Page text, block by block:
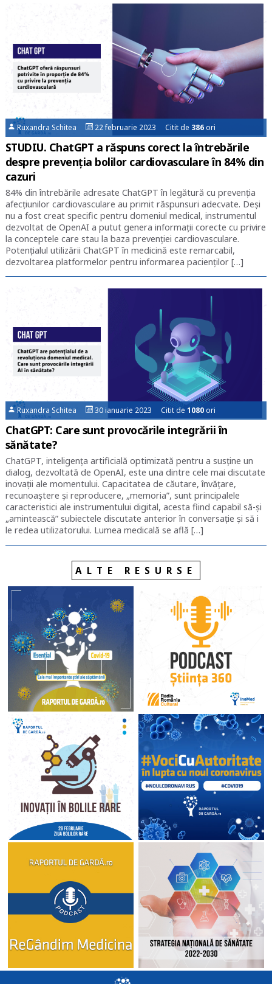
Ruxandra Schitea 22 februarie 2023 Citit de 386ori
STUDIU. ChatGPT a răspuns corect la întrebările
despre prevenția bolilor cardiovasculare în 84% din
cazuri
84% din întrebările adresate ChatGPT în legătură cu prevenția
afecțiunilor cardiovasculare au primit răspunsuri adecvate. Deși
nu a fost creat specific pentru domeniul medical, instrumentul
dezvoltat de OpenAI a putut genera informații corecte cu privire
la conceptele care stau la baza prevenției cardiovasculare.
Potențialul utilizării ChatGPT în medicină este remarcabil,
dezvoltarea platformelor pentru informarea pacienților […]
Ruxandra Schitea 30 ianuarie 2023 Citit de1080ori
ChatGPT: Care sunt provocările integrării în
sănătate?
ChatGPT, inteligența artificială optimizată pentru a susține un
dialog, dezvoltată de OpenAI, este una dintre cele mai discutate
inovații ale momentului. Capacitatea de căutare, învățare,
recunoaștere și reproducere, „memoria”, sunt principalele
caracteristici ale instrumentului digital, acesta fiind capabil să-și
„amintească” subiectele discutate anterior în conversație și să i
le redea utilizatorului. Lumea medicală se află […]
ALTE RESURSE